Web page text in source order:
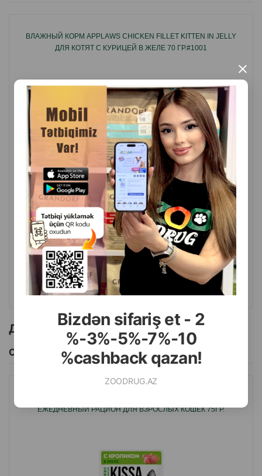
Bizdən sifariş et - 2
%-3%-5%-7%-10
%cashback qazan!
ZOODRUG.AZ
×
корму.ВЛАЖНЫЙ КОРМ APPLAWS CHICKEN FILLET KITTEN IN JELLY
ДЛЯ КОТЯТ С КУРИЦЕЙ В ЖЕЛЕ 70 ГР.#1001
( Отзывы)
Масса Цена
Купить
1 шт
3.50
КУПИТЬ
Другие товоры бренда
Смотреть Все
ЕЖЕДНЕВНЫЙ РАЦИОН ДЛЯ ВЗРОСЛЫХ КОШЕК 75ГР.